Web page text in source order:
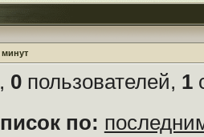
минут
0пользователей, 1
по: